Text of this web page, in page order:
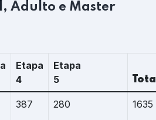
Adulto e Master
Etapa
4
Etapa
5
Total
387 280 1635